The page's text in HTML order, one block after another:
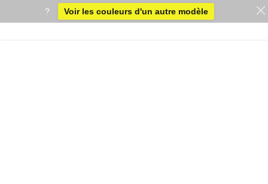
? Voir les couleurs d'un autre modèle